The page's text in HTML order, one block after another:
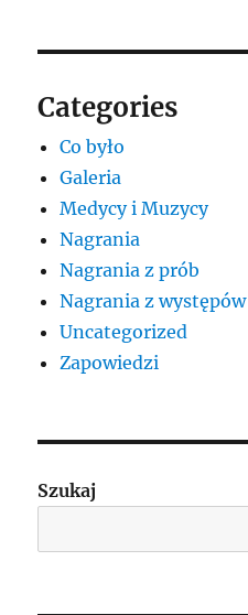
Categories
Co było
Galeria
Medycy i Muzycy
Nagrania
Nagrania z prób
Nagrania z występów
Uncategorized
Zapowiedzi
Szukaj